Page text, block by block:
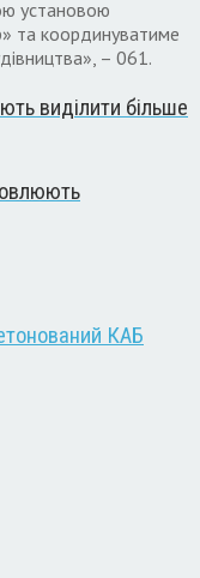
установою
та координуватиме
– 061.
виділити більше
КАБ